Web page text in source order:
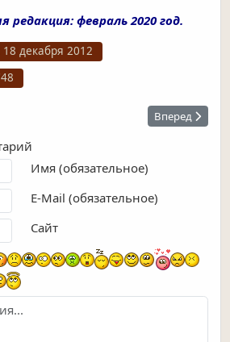
редакция: февраль 2020 год.
декабря 2012
храм Следующий:
Вперед
Имя (обязательное)
E-Mail (обязательное)
Сайт